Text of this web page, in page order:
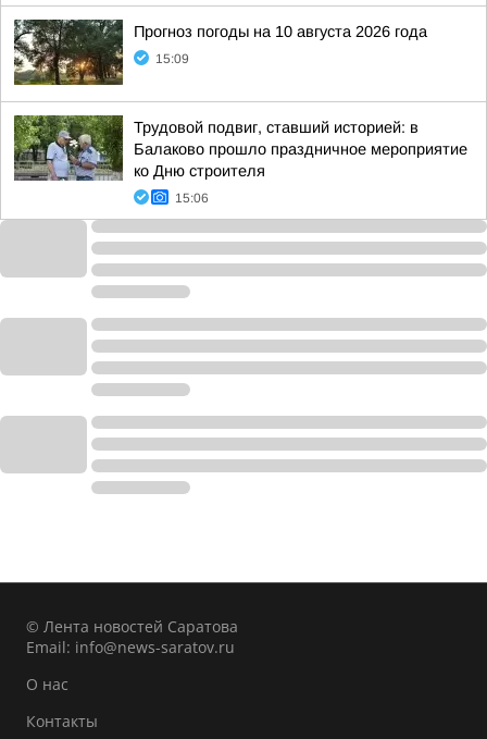
Прогноз погоды на 10 августа 2026 года
15:09
Трудовой подвиг, ставший историей: в
Балаково прошло праздничное мероприятие
ко Дню строителя
15:06
© Лента новостей Саратова
Email: info@news-saratov.ru
О нас
Контакты